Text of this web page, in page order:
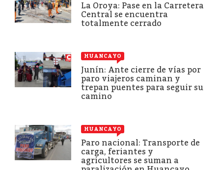
La Oroya: Pase en la Carretera
Central se encuentra
totalmente cerrado
HUANCAYO
Junín: Ante cierre de vías por
paro viajeros caminan y
trepan puentes para seguir su
camino
HUANCAYO
Paro nacional: Transporte de
carga, feriantes y
agricultores se suman a